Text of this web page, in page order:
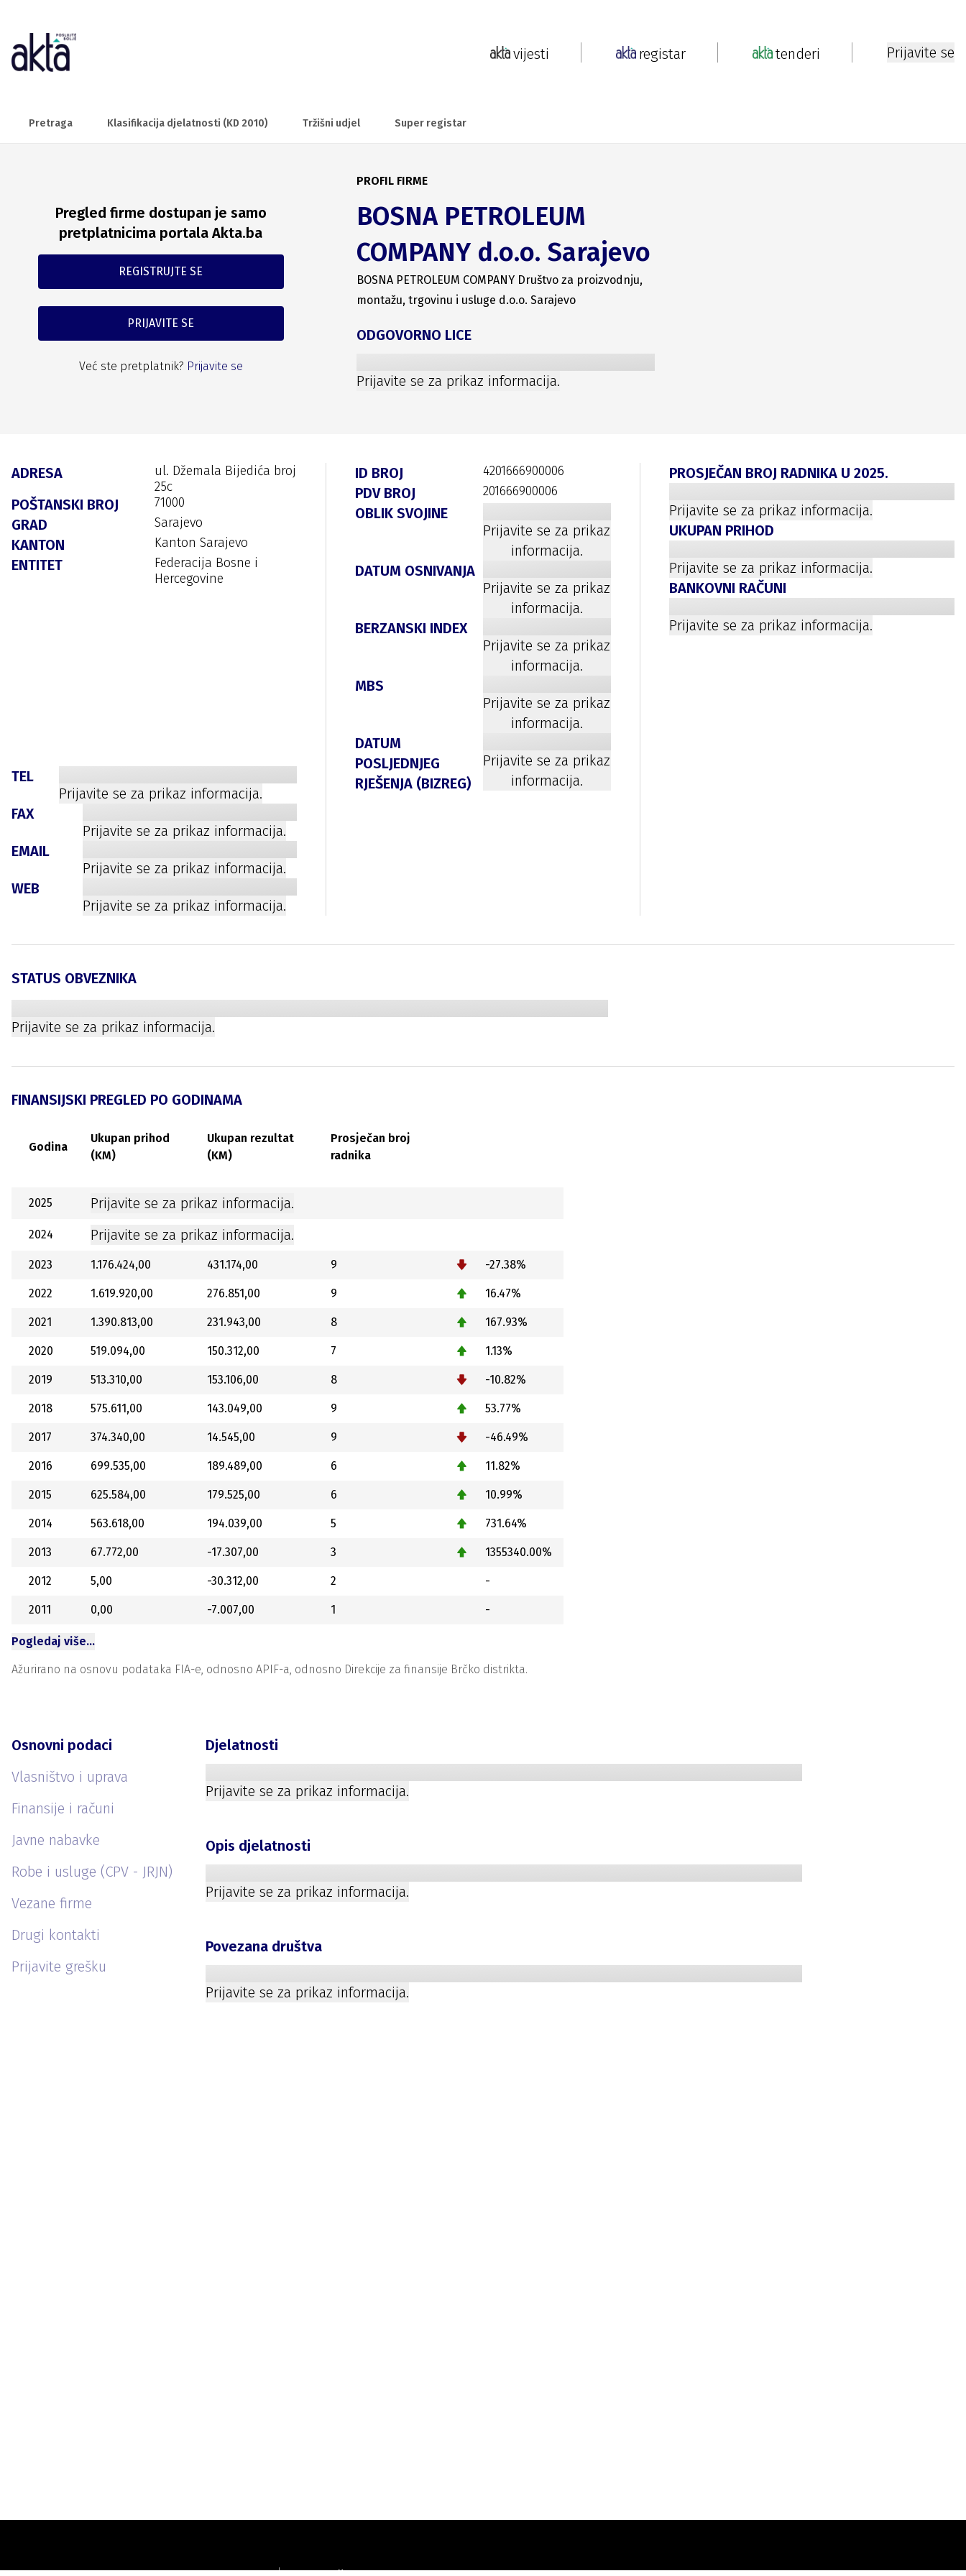
vijesti registar tenderi Prijavite se
Pretraga Klasifikacija djelatnosti (KD 2010) Tržišni udjel Super registar
Pregled firme dostupan je samo
pretplatnicima portala Akta.ba
REGISTRUJTE SE
PRIJAVITE SE
Već ste pretplatnik? Prijavite se
PROFIL FIRME
BOSNA PETROLEUM
COMPANY d.o.o. Sarajevo
BOSNA PETROLEUM COMPANY Društvo za proizvodnju,
montažu, trgovinu i usluge d.o.o. Sarajevo
ODGOVORNO LICE
Prijavite se za prikaz informacija.
ADRESA
ul. Džemala Bijedića broj
25c
POŠTANSKI BROJ 71000
GRAD Sarajevo
KANTON Kanton Sarajevo
ENTITET
Federacija Bosne i
Hercegovine
TEL
Prijavite se za prikaz informacija.
FAX
Prijavite se za prikaz informacija.
EMAIL
Prijavite se za prikaz informacija.
WEB
Prijavite se za prikaz informacija.
ID BROJ 4201666900006
PDV BROJ 201666900006
OBLIK SVOJINE
Prijavite se za prikaz
informacija.
DATUM OSNIVANJA
Prijavite se za prikaz
informacija.
BERZANSKI INDEX
Prijavite se za prikaz
informacija.
MBS
Prijavite se za prikaz
informacija.
DATUM
POSLJEDNJEG
RJEŠENJA (BIZREG)
Prijavite se za prikaz
informacija.
PROSJEČAN BROJ RADNIKA U 2025.
Prijavite se za prikaz informacija.
UKUPAN PRIHOD
Prijavite se za prikaz informacija.
BANKOVNI RAČUNI
Prijavite se za prikaz informacija.
STATUS OBVEZNIKA
Prijavite se za prikaz informacija.
FINANSIJSKI PREGLED PO GODINAMA
Godina
Ukupan prihod
(KM)
Ukupan rezultat
(KM)
Prosječan broj
radnika
2025 Prijavite se za prikaz informacija.
2024 Prijavite se za prikaz informacija.
2023 1.176.424,00 431.174,00 9 -27.38%
2022 1.619.920,00 276.851,00 9 16.47%
2021 1.390.813,00 231.943,00 8 167.93%
2020 519.094,00 150.312,00 7 1.13%
2019 513.310,00 153.106,00 8 -10.82%
2018 575.611,00 143.049,00 9 53.77%
2017 374.340,00 14.545,00 9 -46.49%
2016 699.535,00 189.489,00 6 11.82%
2015 625.584,00 179.525,00 6 10.99%
2014 563.618,00 194.039,00 5 731.64%
2013 67.772,00 -17.307,00 3 1355340.00%
2012 5,00 -30.312,00 2 -
2011 0,00 -7.007,00 1 -
Pogledaj više…
Ažurirano na osnovu podataka FIA-e, odnosno APIF-a, odnosno Direkcije za finansije Brčko distrikta.
Osnovni podaci
Vlasništvo i uprava
Finansije i računi
Javne nabavke
Robe i usluge (CPV - JRJN)
Vezane firme
Drugi kontakti
Prijavite grešku
Djelatnosti
Prijavite se za prikaz informacija.
Opis djelatnosti
Prijavite se za prikaz informacija.
Povezana društva
Prijavite se za prikaz informacija.